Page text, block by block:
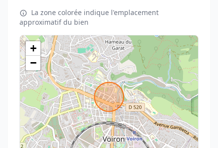
La zone colorée indique l'emplacement
approximatif du bien
+
−